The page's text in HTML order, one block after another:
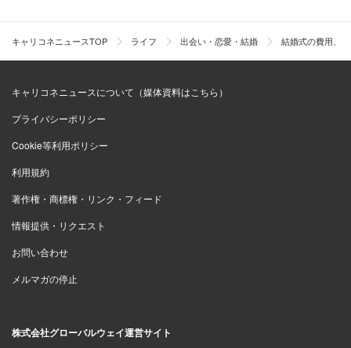
キャリコネニュースTOP ライフ 出会い・恋愛・結婚 結婚式の費用、
キャリコネニュースについて（媒体資料はこちら）
プライバシーポリシー
Cookie等利用ポリシー
利用規約
著作権・商標権・リンク・フィード
情報提供・リクエスト
お問い合わせ
メルマガの停止
株式会社グローバルウェイ運営サイト